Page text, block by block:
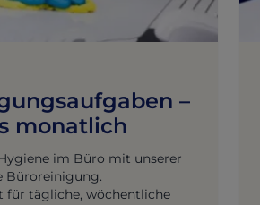
–
monatlich
im Büro mit unserer
Büroreinigung.
für tägliche, wöchentliche